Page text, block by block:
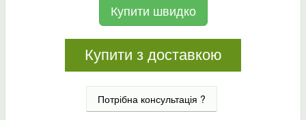
Купити швидко
Купити з доставкою
Потрібна консультація ?